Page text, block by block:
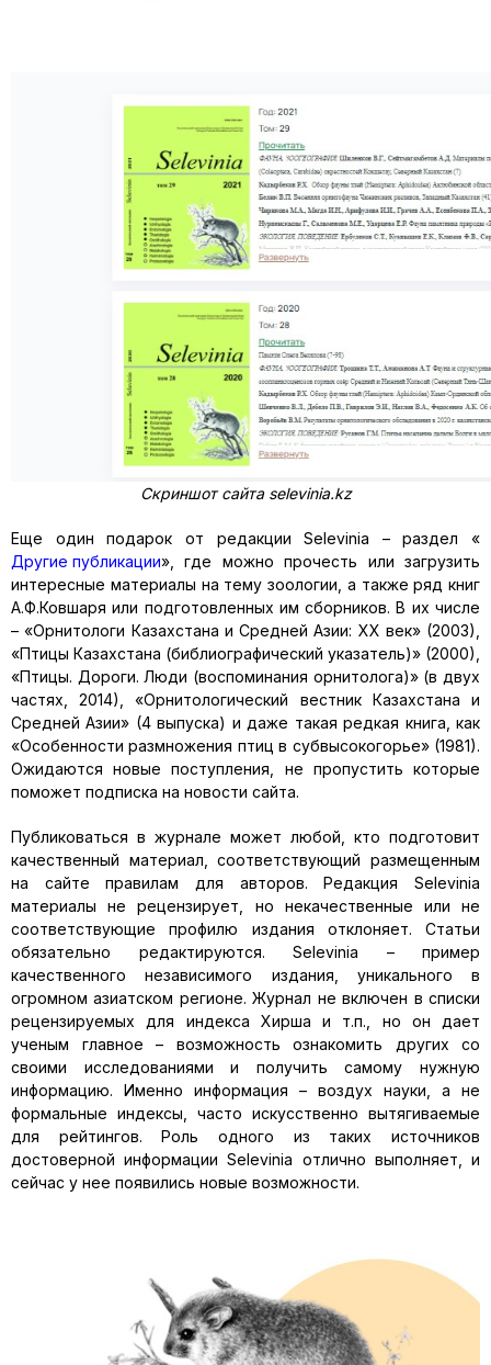
Скриншот сайта selevinia.kz
Еще один подарок от редакции Selevinia – раздел «
Другие публикации», где можно прочесть или загрузить
интересные материалы на тему зоологии, а также ряд книг
А.Ф.Ковшаря или подготовленных им сборников. В их числе
– «Орнитологи Казахстана и Средней Азии: XX век» (2003),
«Птицы Казахстана (библиографический указатель)» (2000),
«Птицы. Дороги. Люди (воспоминания орнитолога)» (в двух
частях, 2014), «Орнитологический вестник Казахстана и
Средней Азии» (4 выпуска) и даже такая редкая книга, как
«Особенности размножения птиц в субвысокогорье» (1981).
Ожидаются новые поступления, не пропустить которые
поможет подписка на новости сайта.
Публиковаться в журнале может любой, кто подготовит
качественный материал, соответствующий размещенным
на сайте правилам для авторов. Редакция Selevinia
материалы не рецензирует, но некачественные или не
соответствующие профилю издания отклоняет. Статьи
обязательно редактируются. Selevinia – пример
качественного независимого издания, уникального в
огромном азиатском регионе. Журнал не включен в списки
рецензируемых для индекса Хирша и т.п., но он дает
ученым главное – возможность ознакомить других со
своими исследованиями и получить самому нужную
информацию. Именно информация – воздух науки, а не
формальные индексы, часто искусственно вытягиваемые
для рейтингов. Роль одного из таких источников
достоверной информации Selevinia отлично выполняет, и
сейчас у нее появились новые возможности.